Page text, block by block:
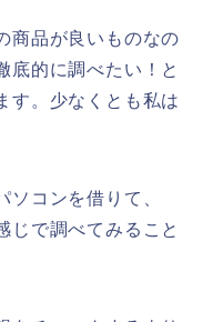
商品が良いものなの
底的に調べたい！と
す。少なくとも私は
ソコンを借りて、
じで調べてみること